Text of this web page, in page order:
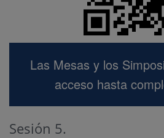
Las Mesas y los
acceso hasta
Sesión 5.